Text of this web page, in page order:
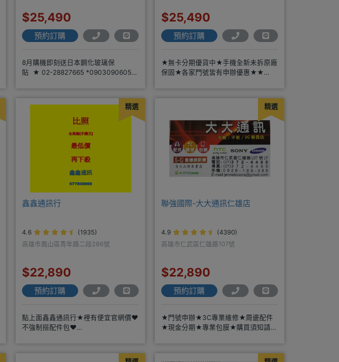
$25,490
預約訂購
8月購機即刻送日本鋼化玻璃保
貼 ★ 02-28827665 *0903090605★
$25,490
預約訂購
★無卡分期優貨中★手機全新未拆原廠
保固★各家門號皆有申辦優惠★★
精選
鑫鑫通訊行
4.6
(1935)
高雄市鳳山區青年路二段286號
$22,890
預約訂購
點上面鑫鑫通訊行★裡有便宜官網價❤️
不強制搭配件包❤️
精選
聯強國際-大大通訊仁雄店
4.9
(4390)
高雄市仁武區仁雄路107號
$22,890
預約訂購
★門號申辦★3C專業維修★周邊配件
★現金分期★專業包膜★購買須知請詳